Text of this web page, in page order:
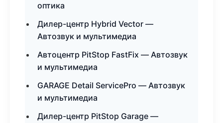
оптика
Дилер-центр Hybrid Vector —
Автозвук и мультимедиа
Автоцентр PitStop FastFix — Автозвук
и мультимедиа
GARAGE Detail ServicePro — Автозвук
и мультимедиа
Дилер-центр PitStop Garage —